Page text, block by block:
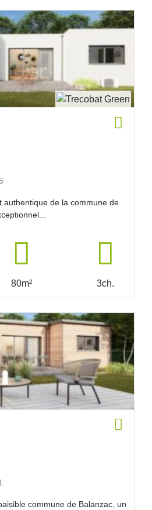
authentique de la commune de
80m² 3ch.
commune de Balanzac, un